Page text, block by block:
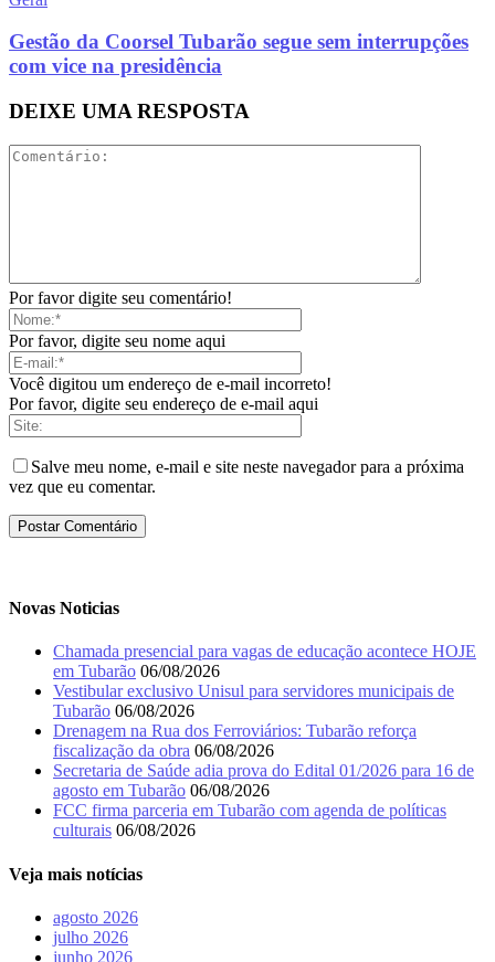
Gestão da Coorsel Tubarão segue sem interrupções
com vice na presidência
DEIXE UMA RESPOSTA
Por favor digite seu comentário!
Por favor, digite seu nome aqui
Você digitou um endereço de e-mail incorreto!
Por favor, digite seu endereço de e-mail aqui
Salve meu nome, e-mail e site neste navegador para a próxima
vez que eu comentar.
Novas Noticias
Chamada presencial para vagas de educação acontece HOJE
em Tubarão 06/08/2026
Vestibular exclusivo Unisul para servidores municipais de
Tubarão 06/08/2026
Drenagem na Rua dos Ferroviários: Tubarão reforça
fiscalização da obra 06/08/2026
Secretaria de Saúde adia prova do Edital 01/2026 para 16 de
agosto em Tubarão 06/08/2026
FCC firma parceria em Tubarão com agenda de políticas
culturais 06/08/2026
Veja mais notícias
agosto 2026
julho 2026
junho 2026